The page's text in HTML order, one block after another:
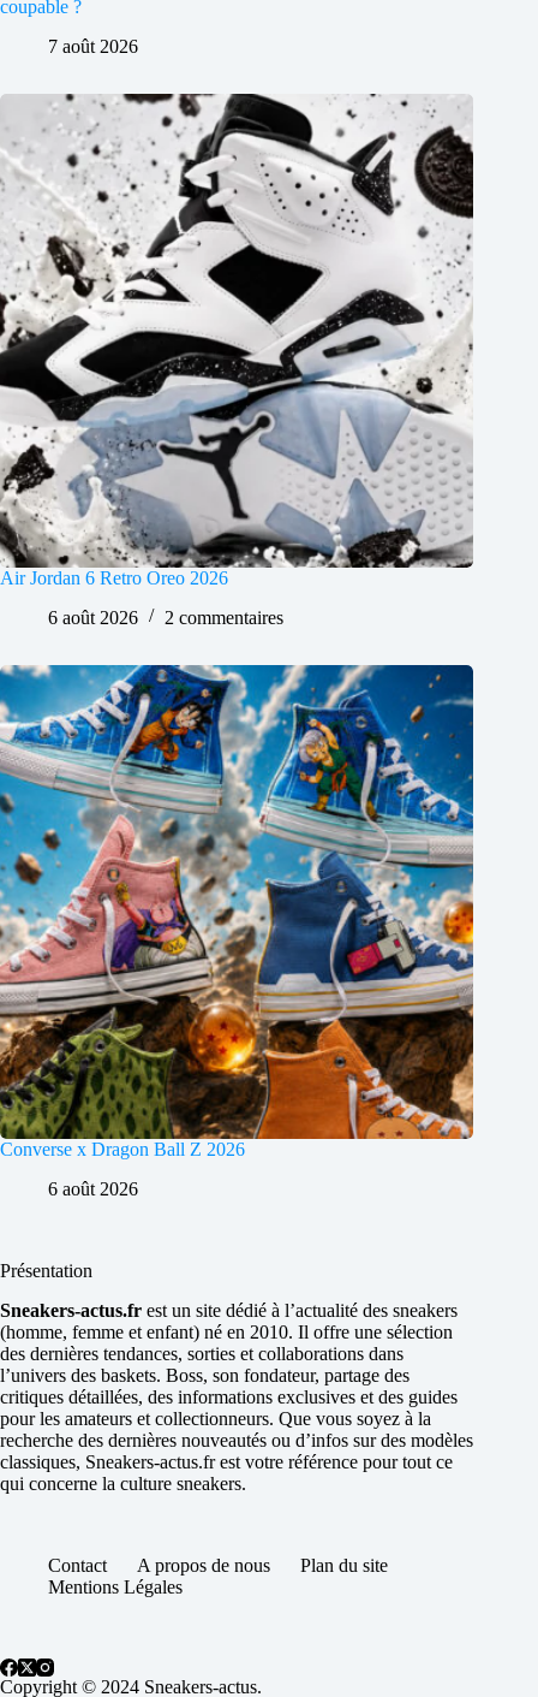
coupable ?
7 août 2026
Air Jordan 6 Retro Oreo 2026
6 août 2026
2 commentaires
Converse x Dragon Ball Z 2026
6 août 2026
Présentation
Sneakers-actus.fr est un site dédié à l’actualité des sneakers
(homme, femme et enfant) né en 2010. Il offre une sélection
des dernières tendances, sorties et collaborations dans
l’univers des baskets. Boss, son fondateur, partage des
critiques détaillées, des informations exclusives et des guides
pour les amateurs et collectionneurs. Que vous soyez à la
recherche des dernières nouveautés ou d’infos sur des modèles
classiques, Sneakers-actus.fr est votre référence pour tout ce
qui concerne la culture sneakers.
Contact A propos de nous
Plan du site
Mentions Légales
Copyright © 2024 Sneakers-actus.